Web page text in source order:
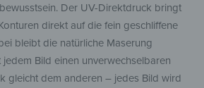
Der UV-Direktdruck bringt
direkt auf die fein geschliffene
bleibt die natürliche Maserung
Bild einen unverwechselbaren
gleicht dem anderen – jedes Bild wird